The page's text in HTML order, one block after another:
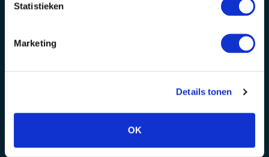
Statistieken
Marketing
Details tonen
OK
Baronie 60-66
Rotterdam
Lichtenauerlaan 110
info@vmdkoster.nl